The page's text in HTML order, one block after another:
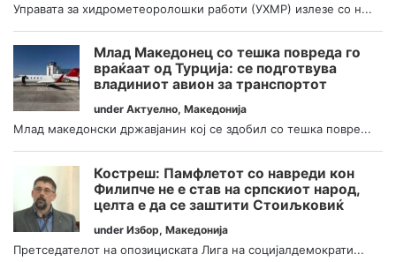
Управата за хидрометеоролошки работи (УХМР) излезе со н...
Млад Македонец со тешка повреда го
враќаат од Турција: се подготвува
владиниот авион за транспортот
under Актуелно, Македонија
Млад македонски државјанин кој се здобил со тешка повре...
Костреш: Памфлетот со навреди кон
Филипче не е став на српскиот народ,
целта е да се заштити Стоиљковиќ
under Избор, Македонија
Претседателот на опозициската Лига на социјалдемократи...